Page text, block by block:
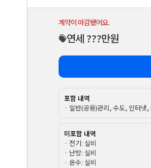
계약이 마감됐어요.
연세 ???만원
포함 내역
· 일반(공용)관리, 수도, 인터넷,
미포함 내역
· 전기: 실비
· 난방: 실비
· 온수: 실비